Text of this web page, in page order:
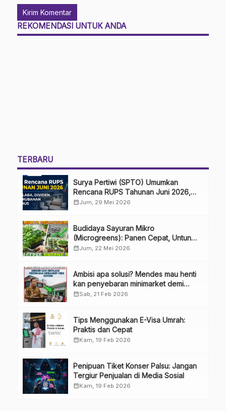
REKOMENDASI UNTUK ANDA
TERBARU
Surya Pertiwi (SPTO) Umumkan
Rencana RUPS Tahunan Juni 2026,
Bahas Penggunaan Laba Hingga
calendar_monthJum, 29 Mei 2026
Budidaya Sayuran Mikro
(Microgreens): Panen Cepat, Untung
Besar
calendar_monthJum, 22 Mei 2026
Ambisi apa solusi? Mendes mau henti
kan penyebaran minimarket demi
kopdes.
calendar_monthSab, 21 Feb 2026
Tips Menggunakan E-Visa Umrah:
Praktis dan Cepat
calendar_monthKam, 19 Feb 2026
Penipuan Tiket Konser Palsu: Jangan
Tergiur Penjualan di Media Sosial
calendar_monthKam, 19 Feb 2026